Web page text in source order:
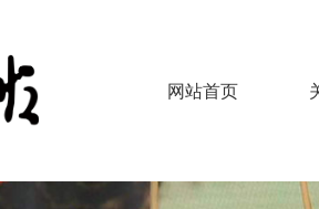
网站首页